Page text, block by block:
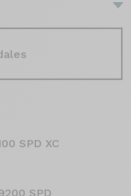
SPD XC
SPD